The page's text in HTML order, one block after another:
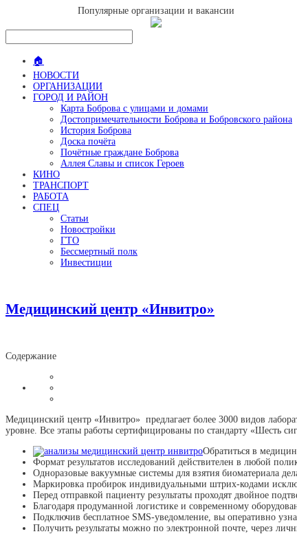
Популярные организации и вакансии
🏠
НОВОСТИ
ОРГАНИЗАЦИИ
ГОРОД И РАЙОН
Карта Боброва с улицами и домами
Достопримечательности Боброва и Бобровского района
История Боброва
Доска почёта
Почётные граждане Боброва
Аллея Славы и список Героев
КИНО
ТРАНСПОРТ
РАБОТА
СПЕЦ
Статьи
Новостройки
ГТО
Бессмертный полк
Инвестиции
Медицинский центр «Инвитро»
Содержание
Медицинский центр «Инвитро» предлагает более 3000 видов
уровне. Все этапы работы сертифицированы по стандарту «Шесть
Обратиться в
Формат результатов исследований действителен в любой
Одноразовые вакуумные системы для взятия биоматериала
Маркировка пробирок индивидуальными штрих-кодами
Перед отправкой пациенту результаты проходят двойное
Благодаря продуманной логистике и современному
Подключив бесплатное SMS-уведомление, вы оперативно
Получить результаты можно по электронной почте, через